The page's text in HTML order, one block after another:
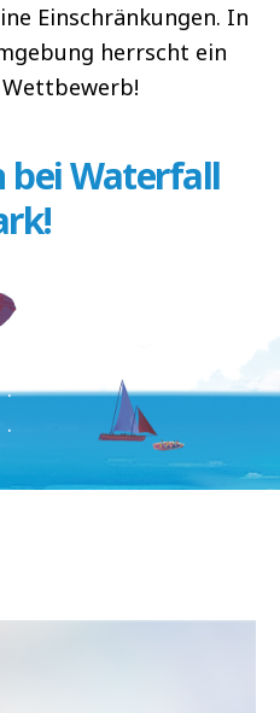
Einschränkungen. In
herrscht ein
Waterfall
.
.
.